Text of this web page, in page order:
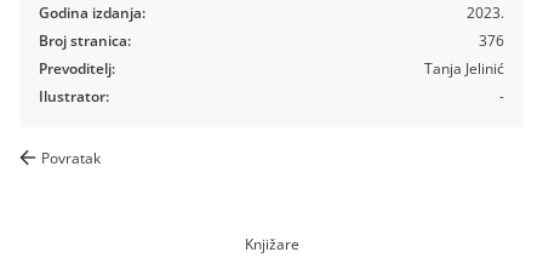
Godina izdanja:
Broj stranica:
Prevoditelj:
Ilustrator:
2023.
376
Tanja Jelinić
-
Povratak
Knjižare